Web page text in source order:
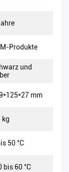
Produkte
und
mm
kg
50 °C
bis 60 °C